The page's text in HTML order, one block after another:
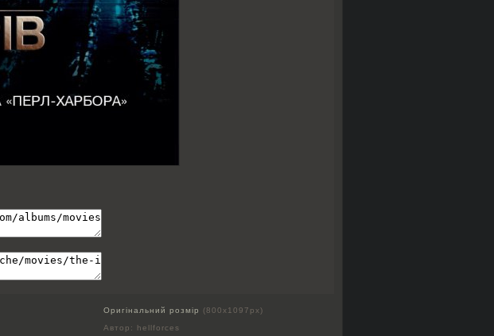
Оригінальний розмір
(800x1097px)
Автор: hellforces